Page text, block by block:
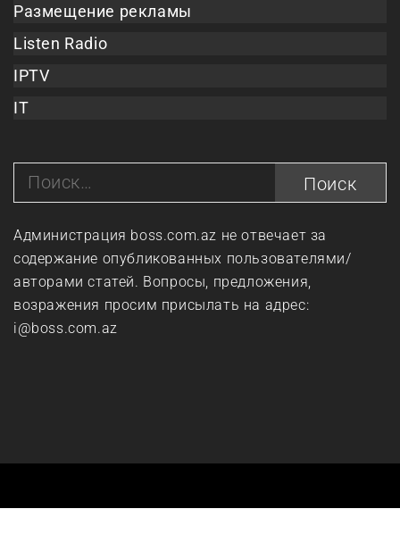
Размещение рекламы
Listen Radio
IPTV
IT
Найти:
Администрация boss.com.az не отвечает за
содержание опубликованных пользователями/
авторами статей. Вопросы, предложения,
возражения просим присылать на адрес:
i@boss.com.az